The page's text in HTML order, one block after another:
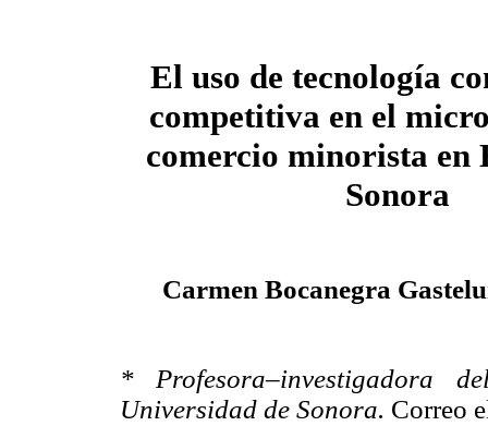
El uso de tecnología
competitiva en el
comercio minorista en
Sonora
Carmen Bocanegra
* Profesora–investigadora
Universidad de Sonora. Correo